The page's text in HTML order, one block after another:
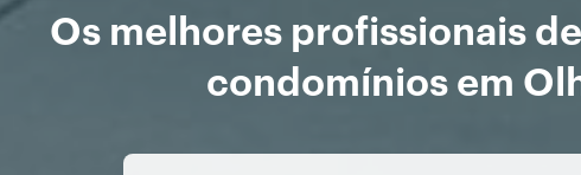
Os melhores profissionais
condomínios em